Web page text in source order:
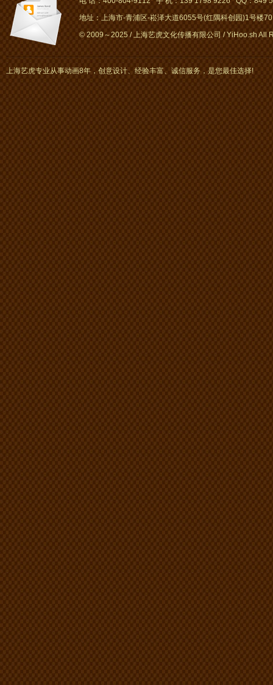
地址：上海市-青浦区-崧泽大道6055号(红隅科创园)1号楼
© 2009～2025 / 上海艺虎文化传播有限公司 / YiHoo.sh All
上海艺虎专业从事动画8年，创意设计、经验丰富、诚信服务，是您最佳选择!